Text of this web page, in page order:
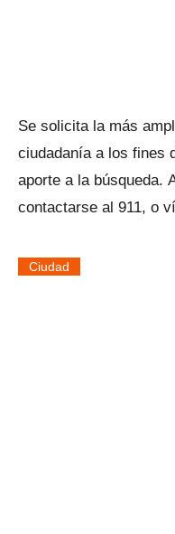
Se solicita la más
ciudadanía a los fines
aporte a la búsqueda.
contactarse al 911, o
Ciudad